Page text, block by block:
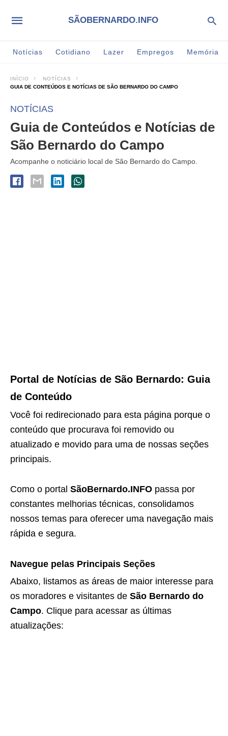
SÃOBERNARDO.INFO
Notícias Cotidiano Lazer Empregos Memória
INÍCIO
NOTÍCIAS
GUIA DE CONTEÚDOS E NOTÍCIAS DE SÃO BERNARDO DO CAMPO
NOTÍCIAS
Guia de Conteúdos e Notícias de
São Bernardo do Campo
Acompanhe o noticiário local de São Bernardo do Campo.
Portal de Notícias de São Bernardo: Guia
de Conteúdo
Você foi redirecionado para esta página porque o
conteúdo que procurava foi removido ou
atualizado e movido para uma de nossas seções
principais.
Como o portal SãoBernardo.INFO passa por
constantes melhorias técnicas, consolidamos
nossos temas para oferecer uma navegação mais
rápida e segura.
Navegue pelas Principais Seções
Abaixo, listamos as áreas de maior interesse para
os moradores e visitantes de São Bernardo do
Campo. Clique para acessar as últimas
atualizações: